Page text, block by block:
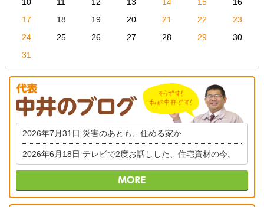
17
18 19 20 21 22
23
24
25 26 27 28 29
30
31
2026年7月31日 災害のあとも、住める家か
2026年6月18日 テレビで2度お話しした、住宅資材の今。